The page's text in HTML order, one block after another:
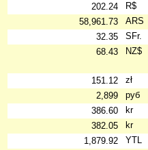
202.24
R$
58,961.73
ARS
32.35
SFr.
68.43
NZ$
151.12
zł
2,899
руб
386.60
kr
382.05
kr
1,879.92
YTL